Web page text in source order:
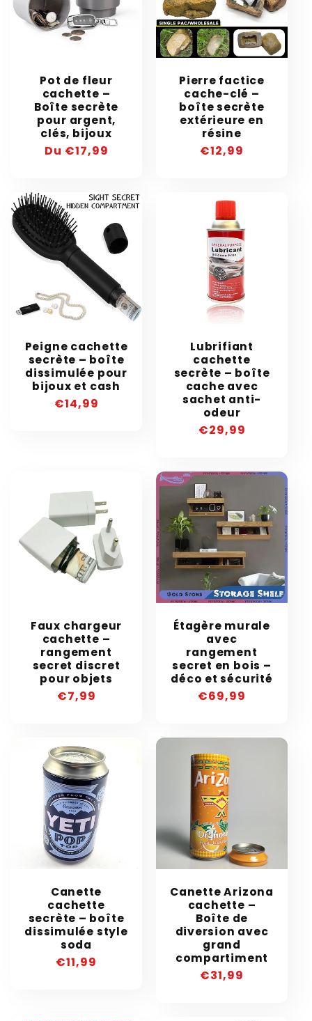
Pot de fleur
cachette –
Boîte secrète
pour argent,
clés, bijoux
Prix
Du €17,99
Pierre factice
cache-clé –
boîte secrète
extérieure en
résine
Prix
€12,99
Peigne cachette
secrète – boîte
dissimulée pour
bijoux et cash
Prix
€14,99
Lubrifiant
cachette
secrète – boîte
cache avec
sachet anti-
odeur
Prix
€29,99
Faux chargeur
cachette –
rangement
secret discret
pour objets
Prix
€7,99
Étagère murale
avec
rangement
secret en bois –
déco et sécurité
Prix
€69,99
Canette
cachette
secrète – boîte
dissimulée style
soda
Prix
€11,99
Canette Arizona
cachette –
Boîte de
diversion avec
grand
compartiment
Prix
€31,99